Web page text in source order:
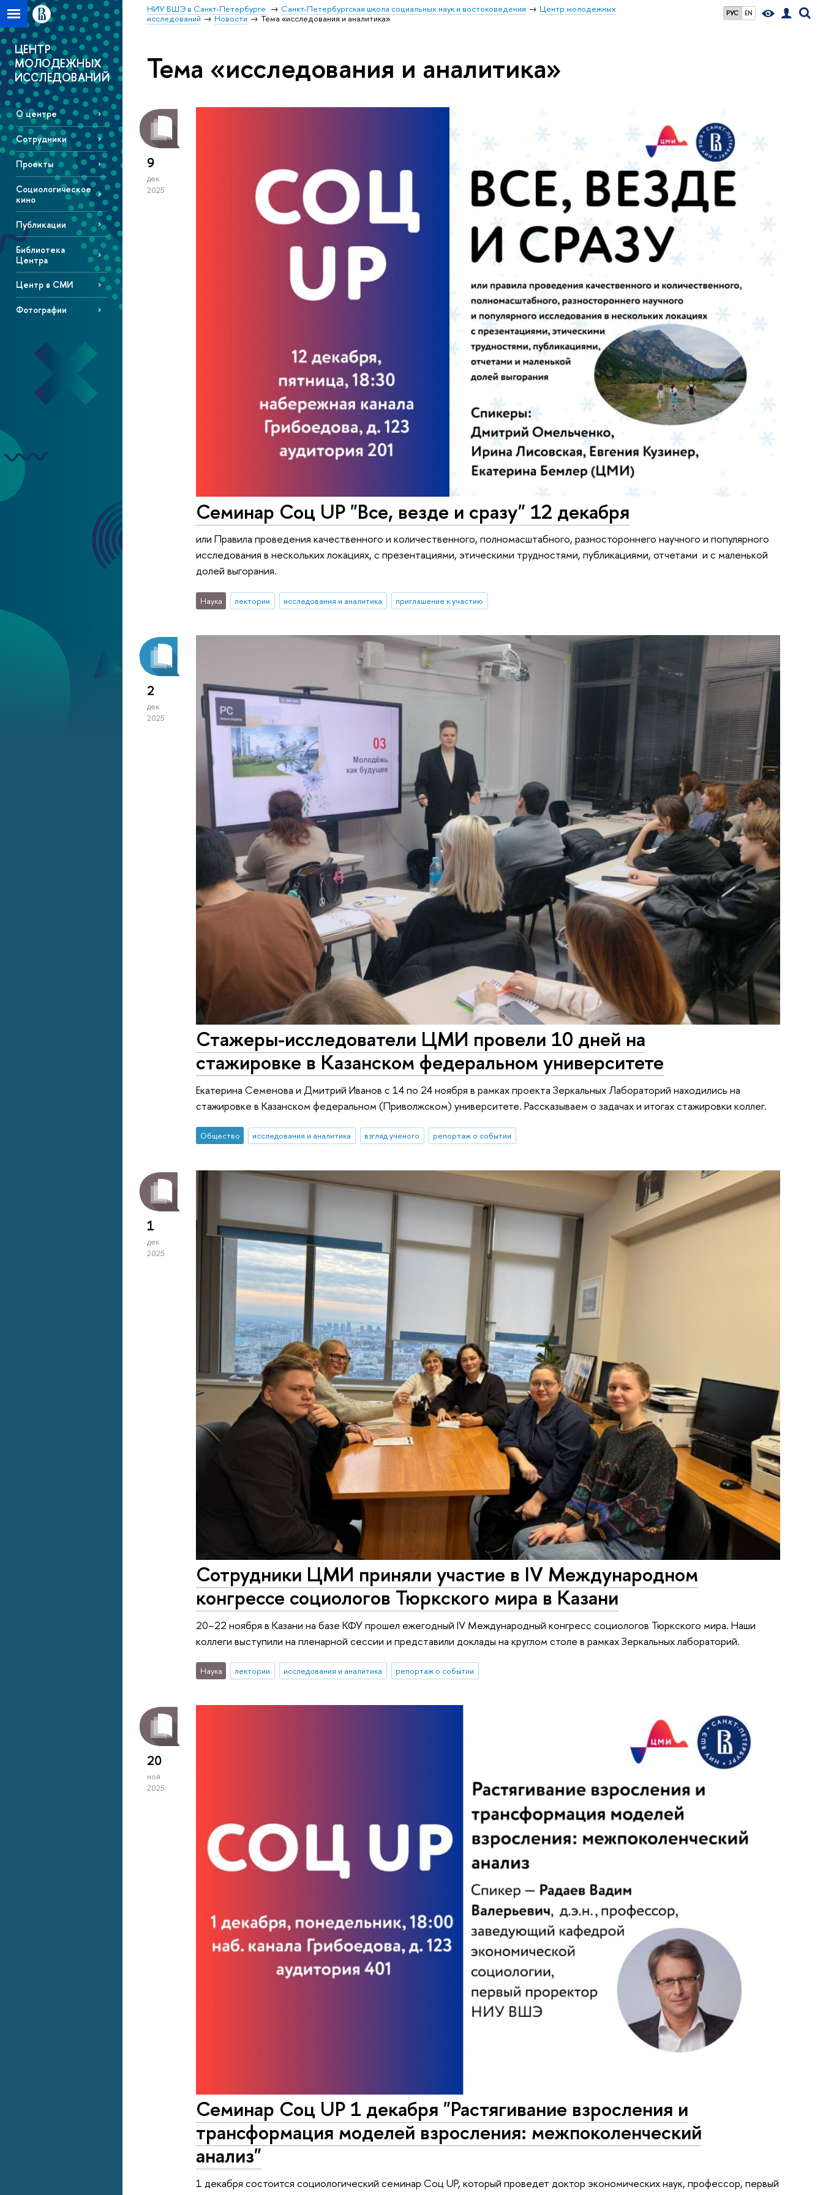
РУС EN
НИУ ВШЭ в Санкт-Петербурге Санкт-Петербургская школа социальных наук и востоковедения
Центр молодежных
исследований
Новости Тема «исследования и аналитика»
ЦЕНТР
МОЛОДЕЖНЫХ
ИССЛЕДОВАНИЙ
О центре
Сотрудники
Проекты
Социологическое
кино
Публикации
Библиотека
Центра
Центр в СМИ
Фотографии
Тема «исследования и аналитика»
9
дек
2025
Семинар Соц UP "Все, везде и сразу" 12 декабря
или Правила проведения качественного и количественного, полномасштабного, разностороннего научного и популярного
исследования в нескольких локациях, с презентациями, этическими трудностями, публикациями, отчетами и с маленькой
долей выгорания.
Наука лектории исследования и аналитика приглашение к участию
2
дек
2025
Стажеры-исследователи ЦМИ провели 10 дней на
стажировке в Казанском федеральном университете
Екатерина Семенова и Дмитрий Иванов с 14 по 24 ноября в рамках проекта Зеркальных Лабораторий находились на
стажировке в Казанском федеральном (Приволжском) университете. Рассказываем о задачах и итогах стажировки коллег.
Общество исследования и аналитика взгляд ученого репортаж о событии
1
дек
2025
Сотрудники ЦМИ приняли участие в IV Международном
конгрессе социологов Тюркского мира в Казани
20–22 ноября в Казани на базе КФУ прошел ежегодный IV Международный конгресс социологов Тюркского мира. Наши
коллеги выступили на пленарной сессии и представили доклады на круглом столе в рамках Зеркальных лабораторий.
Наука лектории исследования и аналитика репортаж о событии
20
ноя
2025
Семинар Соц UP 1 декабря "Растягивание взросления и
трансформация моделей взросления: межпоколенческий
анализ"
1 декабря состоится социологический семинар Соц UP, который проведет доктор экономических наук, профессор, первый